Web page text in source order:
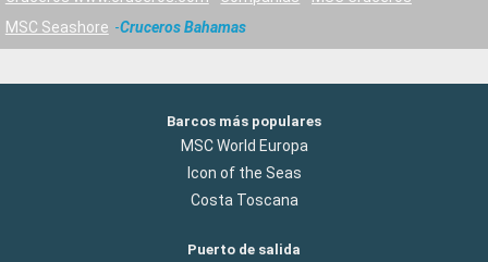
MSC Seashore
Cruceros Bahamas
Barcos más populares
MSC World Europa
Icon of the Seas
Costa Toscana
Puerto de salida